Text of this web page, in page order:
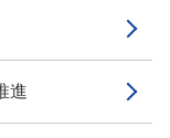
進